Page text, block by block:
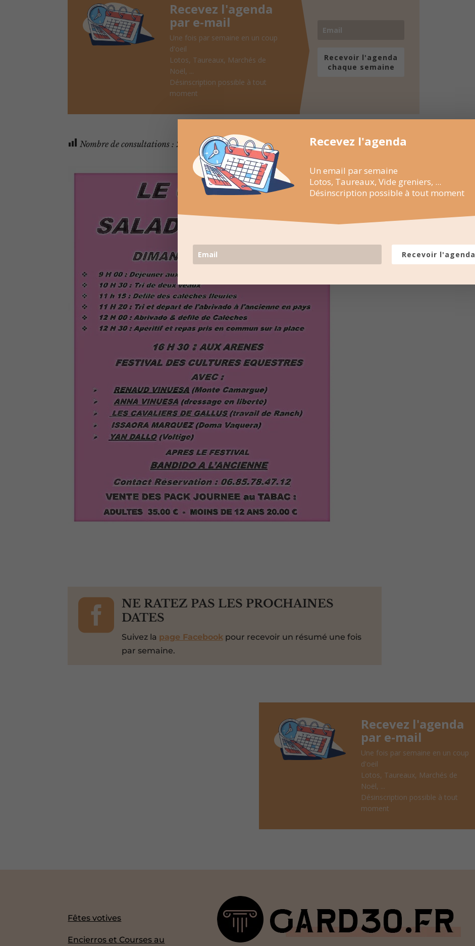
Recevez l'agenda
par e-mail
Une fois par semaine en un coup
d'oeil
Lotos, Taureaux, Marchés de
Noël, ...
Désinscription possible à tout
moment
Recevoir l'agenda
chaque semaine
Nombre de consultations : 289

NE RATEZ PAS LES PROCHAINES
DATES
Suivez la page Facebookpour recevoir un résumé une fois
par semaine.
Recevez l'agenda
par e-mail
Une fois par semaine en un coup
d'oeil
Lotos, Taureaux, Marchés de
Noël, ...
Désinscription possible à tout
moment
Fêtes votives
Encierros et Courses au
Recevez l'agenda
Un email par semaine
Lotos, Taureaux, Vide greniers, ...
Désinscription possible à tout moment
Recevoir l'agenda